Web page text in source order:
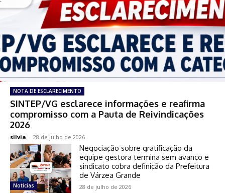
NOTA DE ESCLARECIMENTO
SINTEP/VG esclarece informações e reafirma
compromisso com a Pauta de Reivindicações
2026
silvia - 28 de julho de 2026
Notícias
Negociação sobre gratificação da
equipe gestora termina sem avanço e
sindicato cobra definição da Prefeitura
de Várzea Grande
28 de julho de 2026